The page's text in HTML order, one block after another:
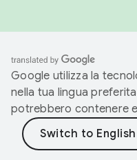
Google utilizza la
nella tua lingua
potrebbero contenere